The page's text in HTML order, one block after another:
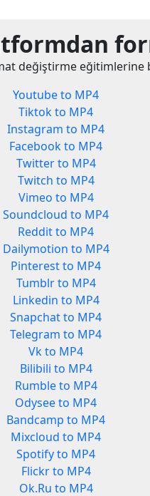
değiştirme eğitimlerine
Youtube to MP4
Tiktok to MP4
Instagram to MP4
Facebook to MP4
Twitter to MP4
Twitch to MP4
Vimeo to MP4
Soundcloud to MP4
Reddit to MP4
Dailymotion to MP4
Pinterest to MP4
Tumblr to MP4
Linkedin to MP4
Snapchat to MP4
Telegram to MP4
Vk to MP4
Bilibili to MP4
Rumble to MP4
Odysee to MP4
Bandcamp to MP4
Mixcloud to MP4
Spotify to MP4
Flickr to MP4
Ok.Ru to MP4